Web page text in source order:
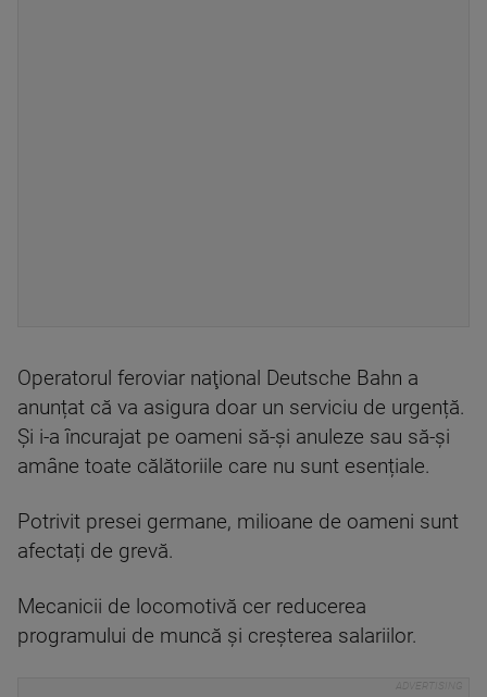
Operatorul feroviar naţional Deutsche Bahn a
anunțat că va asigura doar un serviciu de urgență.
Și i-a încurajat pe oameni să-și anuleze sau să-și
amâne toate călătoriile care nu sunt esențiale.
Potrivit presei germane, milioane de oameni sunt
afectați de grevă.
Mecanicii de locomotivă cer reducerea
programului de muncă și creșterea salariilor.